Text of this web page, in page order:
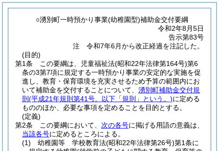
○湧別町一時預かり事業(幼稚園型)補助金交付要綱
令和2年8月5日
告示第83号
注 令和7年6月から改正経過を注記した。
(目的)
第1条
この要綱は、児童福祉法(昭和22年法律第164号)第6
条の3第7項に規定する一時預かり事業の安定的な実施を促
進し、教育・保育環境を充実させるため予算の範囲内にお
いて補助金を交付することについて、 湧別町補助金交付規
則 (平成21年規則第41号。以下「規則」という。)に定める
もののほか、必要な事項を定めることを目的とする。
(定義)
第2条
この要綱において、 次の各号に掲げる用語の意義は、
当該各号に定めるところによる。
(1)
幼稚園等 学校教育法(昭和22年法律第26号)第1条に